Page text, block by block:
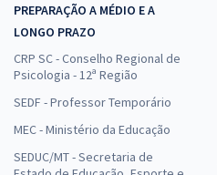
PREPARAÇÃO A MÉDIO E A
LONGO PRAZO
CRP SC - Conselho Regional de
Psicologia - 12ª Região
SEDF - Professor Temporário
MEC - Ministério da Educação
SEDUC/MT - Secretaria de